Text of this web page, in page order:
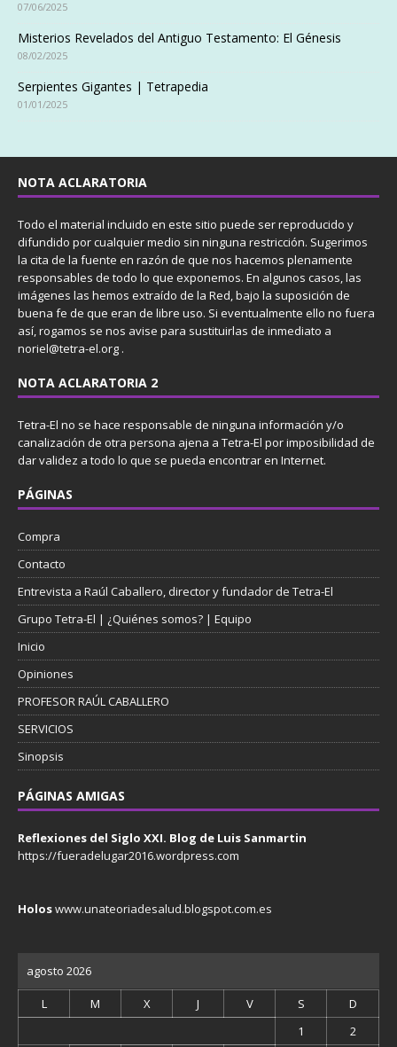
07/06/2025
Misterios Revelados del Antiguo Testamento: El Génesis
08/02/2025
Serpientes Gigantes | Tetrapedia
01/01/2025
NOTA ACLARATORIA
Todo el material incluido en este sitio puede ser reproducido y
difundido por cualquier medio sin ninguna restricción. Sugerimos
la cita de la fuente en razón de que nos hacemos plenamente
responsables de todo lo que exponemos. En algunos casos, las
imágenes las hemos extraído de la Red, bajo la suposición de
buena fe de que eran de libre uso. Si eventualmente ello no fuera
así, rogamos se nos avise para sustituirlas de inmediato a
noriel@tetra-el.org .
NOTA ACLARATORIA 2
Tetra-El no se hace responsable de ninguna información y/o
canalización de otra persona ajena a Tetra-El por imposibilidad de
dar validez a todo lo que se pueda encontrar en Internet.
PÁGINAS
Compra
Contacto
Entrevista a Raúl Caballero, director y fundador de Tetra-El
Grupo Tetra-El | ¿Quiénes somos? | Equipo
Inicio
Opiniones
PROFESOR RAÚL CABALLERO
SERVICIOS
Sinopsis
PÁGINAS AMIGAS
Reflexiones del Siglo XXI. Blog de Luis Sanmartin
https://fueradelugar2016.wordpress.com
Holoswww.unateoriadesalud.blogspot.com.es
agosto 2026
L M X J V S
D
1
2